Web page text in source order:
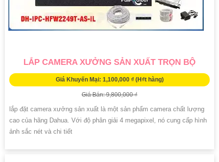
LẮP CAMERA XƯỞNG SẢN XUẤT TRỌN BỘ
Giá Khuyến Mại: 1,100,000 ₫ (H₫t hàng)
Giá Bán: 9,800,000 ₫
lắp đặt camera xưởng sản xuất là một sản phẩm camera chất lượng
cao của hãng Dahua. Với độ phân giải 4 megapixel, nó cung cấp hình
ảnh sắc nét và chi tiết